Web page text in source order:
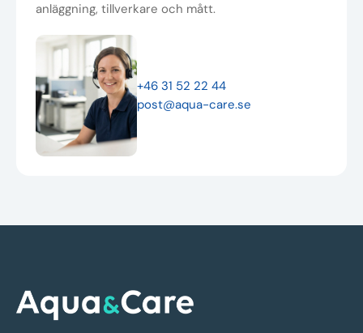
anläggning, tillverkare och mått.
+46 31 52 22 44
post@aqua-care.se